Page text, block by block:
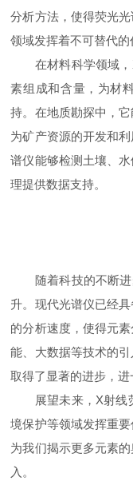
分析方法，使得荧光
领域发挥着不可替代的
在材料科学领域，X
素组成和含量，为材
持。在地质勘探中，
为矿产资源的开发和
谱仪能够检测土壤、
理提供数据支持。
随着科技的不断进
升。现代光谱仪已经
的分析速度，使得元
能、大数据等技术的
取得了显著的进步，进
展望未来，X射线
境保护等领域发挥重
为我们揭示更多元素
入。